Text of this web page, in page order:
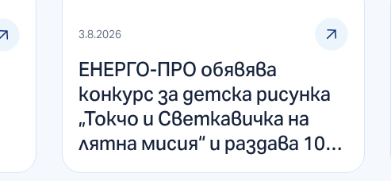
3.8.2026
ЕНЕРГО-ПРО обявява
конкурс за детска рисунка
„Токчо и Светкавичка на
лятна мисия“ и раздава 100
броя спортни награди